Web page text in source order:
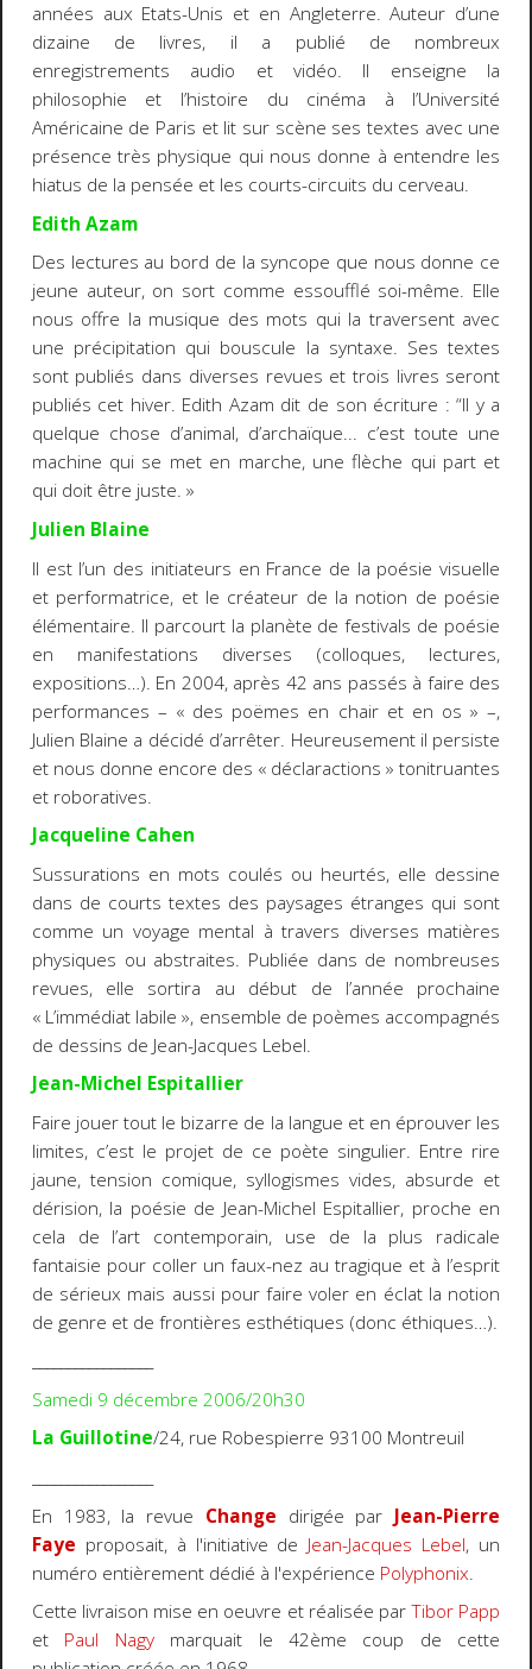
années aux Etats-Unis et en Angleterre. Auteur d’une
dizaine de livres, il a publié de nombreux
enregistrements audio et vidéo. Il enseigne la
philosophie et l’histoire du cinéma à l’Université
Américaine de Paris et lit sur scène ses textes avec une
présence très physique qui nous donne à entendre les
hiatus de la pensée et les courts-circuits du cerveau.
Edith Azam
Des lectures au bord de la syncope que nous donne ce
jeune auteur, on sort comme essoufflé soi-même. Elle
nous offre la musique des mots qui la traversent avec
une précipitation qui bouscule la syntaxe. Ses textes
sont publiés dans diverses revues et trois livres seront
publiés cet hiver. Edith Azam dit de son écriture : “Il y a
quelque chose d’animal, d’archaïque... c’est toute une
machine qui se met en marche, une flèche qui part et
qui doit être juste. »
Julien Blaine
Il est l’un des initiateurs en France de la poésie visuelle
et performatrice, et le créateur de la notion de poésie
élémentaire. Il parcourt la planète de festivals de poésie
en manifestations diverses (colloques, lectures,
expositions…). En 2004, après 42 ans passés à faire des
performances – « des poëmes en chair et en os » –,
Julien Blaine a décidé d’arrêter. Heureusement il persiste
et nous donne encore des « déclaractions » tonitruantes
et roboratives.
Jacqueline Cahen
Sussurations en mots coulés ou heurtés, elle dessine
dans de courts textes des paysages étranges qui sont
comme un voyage mental à travers diverses matières
physiques ou abstraites. Publiée dans de nombreuses
revues, elle sortira au début de l’année prochaine
« L’immédiat labile », ensemble de poèmes accompagnés
de dessins de Jean-Jacques Lebel.
Jean-Michel Espitallier
Faire jouer tout le bizarre de la langue et en éprouver les
limites, c’est le projet de ce poète singulier. Entre rire
jaune, tension comique, syllogismes vides, absurde et
dérision, la poésie de Jean-Michel Espitallier, proche en
cela de l’art contemporain, use de la plus radicale
fantaisie pour coller un faux-nez au tragique et à l’esprit
de sérieux mais aussi pour faire voler en éclat la notion
de genre et de frontières esthétiques (donc éthiques…).
Samedi 9 décembre 2006/20h30
La Guillotine/24, rue Robespierre 93100 Montreuil
En 1983, la revue Change dirigée par Jean-Pierre
Faye proposait, à l'initiative de Jean-Jacques Lebel, un
numéro entièrement dédié à l'expérience Polyphonix.
Cette livraison mise en oeuvre et réalisée parTibor Papp
et Paul Nagymarquait le 42ème coup de cette